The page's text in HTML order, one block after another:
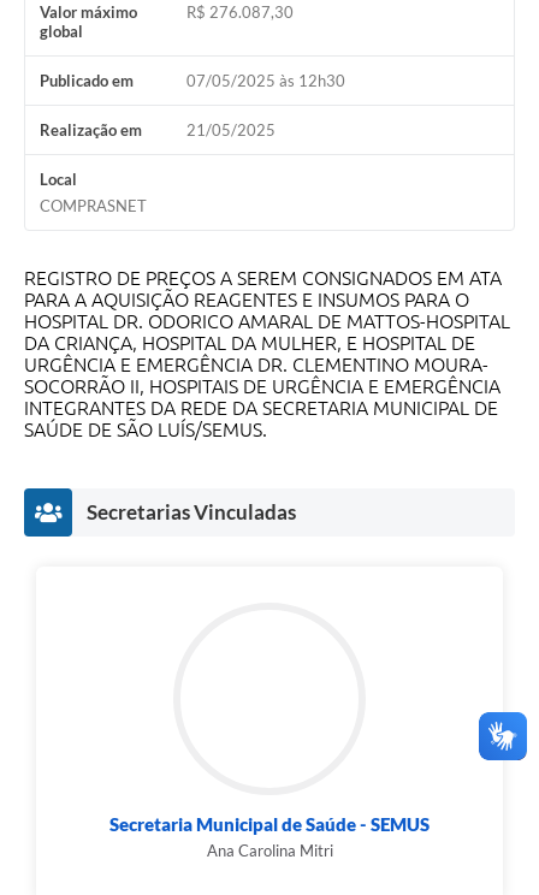
Valor máximo
global
R$ 276.087,30
Publicado em 07/05/2025 às 12h30
Realização em 21/05/2025
Local
COMPRASNET
REGISTRO DE PREÇOS A SEREM CONSIGNADOS EM ATA
PARA A AQUISIÇÃO REAGENTES E INSUMOS PARA O
HOSPITAL DR. ODORICO AMARAL DE MATTOS-HOSPITAL
DA CRIANÇA, HOSPITAL DA MULHER, E HOSPITAL DE
URGÊNCIA E EMERGÊNCIA DR. CLEMENTINO MOURA-
SOCORRÃO II, HOSPITAIS DE URGÊNCIA E EMERGÊNCIA
INTEGRANTES DA REDE DA SECRETARIA MUNICIPAL DE
SAÚDE DE SÃO LUÍS/SEMUS.
Secretarias Vinculadas
Secretaria Municipal de Saúde - SEMUS
Ana Carolina Mitri